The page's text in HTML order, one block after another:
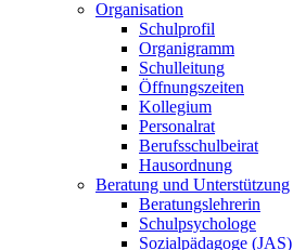
Organisation
Schulprofil
Organigramm
Schulleitung
Öffnungszeiten
Kollegium
Personalrat
Berufsschulbeirat
Hausordnung
Beratung und Unterstützung
Beratungslehrerin
Schulpsychologe
Sozialpädagoge (JAS)